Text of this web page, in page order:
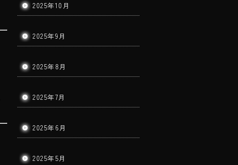
2025年10月
2025年9月
2025年8月
2025年7月
2025年6月
2025年5月